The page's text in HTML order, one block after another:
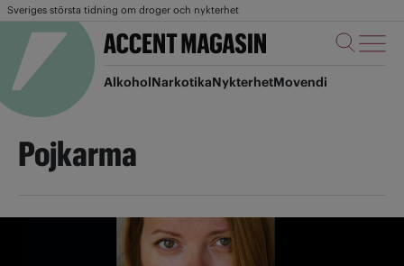
Sveriges största tidning om droger och nykterhet
AlkoholNarkotikaNykterhetMovendi
Pojkarma